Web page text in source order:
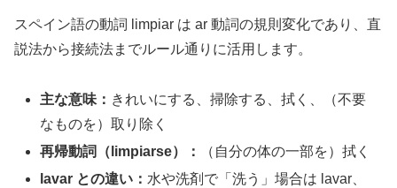
スペイン語の動詞 limpiar は ar 動詞の規則変化であり、直
説法から接続法までルール通りに活用します。
主な意味： きれいにする、掃除する、拭く、（不要
なものを）取り除く
再帰動詞（limpiarse）：
（自分の体の一部を）拭く
lavar との違い： 水や洗剤で「洗う」場合は lavar、